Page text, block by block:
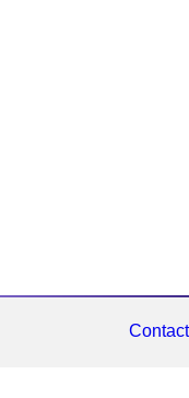
Contact